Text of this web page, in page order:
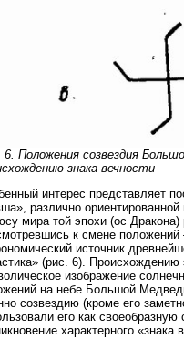
6. Положения созвездия
знака вечности
интерес представляет
различно
мира той эпохи (ос
к смене
источник
(рис. 6). Происхождению
изображение
на небе Большой
созвездию (кроме его
его как
характерного